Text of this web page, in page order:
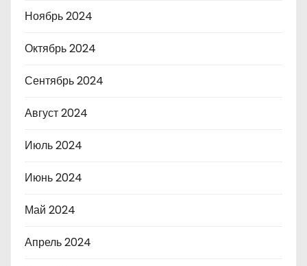
Ноябрь 2024
Октябрь 2024
Сентябрь 2024
Август 2024
Июль 2024
Июнь 2024
Май 2024
Апрель 2024